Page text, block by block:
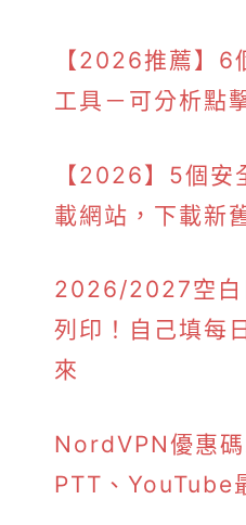
【2026推薦】6
工具－可分析點
【2026】5個安
載網站，下載新
2026/2027空白
列印！自己填每
來
NordVPN優惠
PTT、YouTube